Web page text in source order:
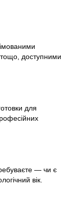
доступними
для
— чи є
вік.